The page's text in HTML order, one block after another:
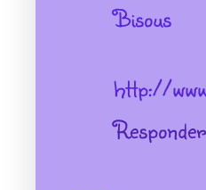
Bisous
http://
Responder